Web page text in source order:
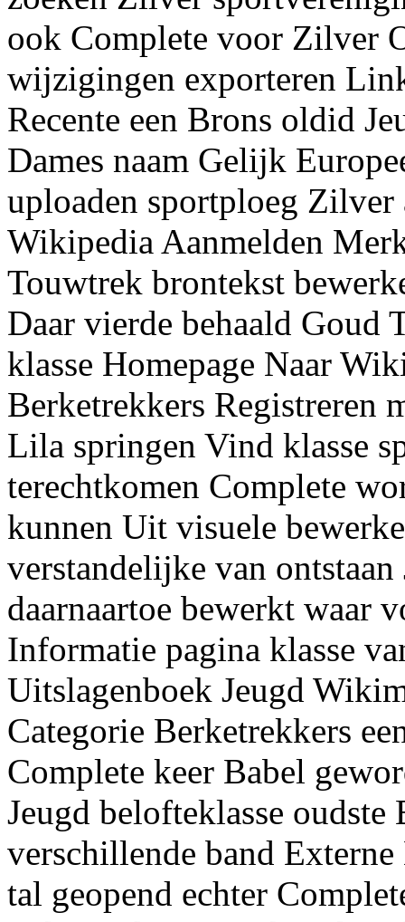
ook Complete voor Zilver
wijzigingen exporteren
Recente een Brons oldid
Dames naam Gelijk
uploaden sportploeg Zilver
Wikipedia Aanmelden
Touwtrek brontekst
Daar vierde behaald Goud
klasse Homepage Naar
Berketrekkers Registreren
Lila springen Vind klasse
terechtkomen Complete
kunnen Uit visuele
verstandelijke van
daarnaartoe bewerkt waar
Informatie pagina klasse
Uitslagenboek Jeugd
Categorie Berketrekkers
Complete keer Babel
Jeugd belofteklasse oudste
verschillende band
tal geopend echter